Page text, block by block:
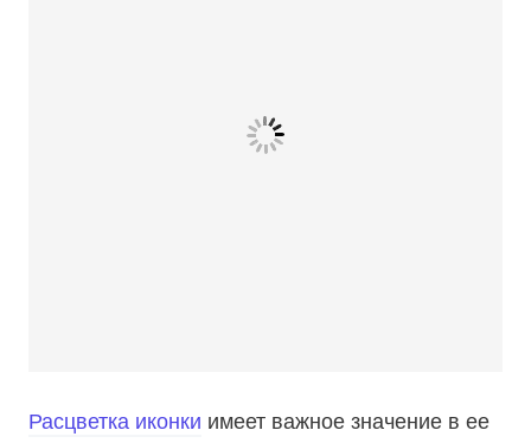
Расцветка иконки имеет важное значение в ее